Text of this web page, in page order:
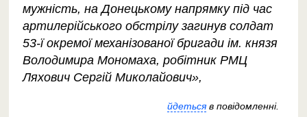
мужність, на Донецькому напрямку під час
артилерійського обстрілу загинув солдат
53-ї окремої механізованої бригади ім. князя
Володимира Мономаха, робітник РМЦ
Ляхович Сергій Миколайович»,
йдетьсяв повідомленні.